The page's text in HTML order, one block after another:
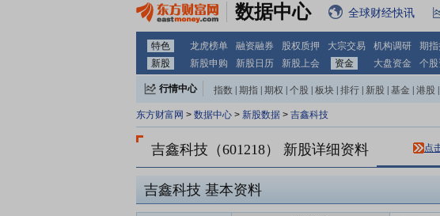
数据中心 全球财经快讯
特色 龙虎榜单 融资融券 股权质押 大宗交易 机构调研 期
新股
新股申购 新股日历 新股上会 资金 大盘资金 个股
行情中心 指数 期指 期权 个股 板块 排行 新股 基金 港股
东方财富网 > 数据中心 > 新股数据 > 吉鑫科技
吉鑫科技（601218） 新股详细资料 点
吉鑫科技 基本资料